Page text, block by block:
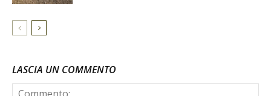
LASCIA UN COMMENTO